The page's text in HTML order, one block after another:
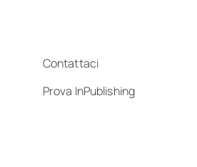
Contattaci
Prova InPublishing